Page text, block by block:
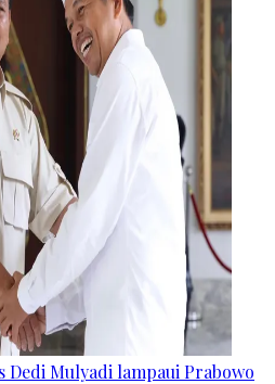
Dedi Mulyadi lampaui Prabowo